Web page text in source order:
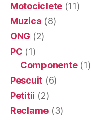
Motociclete (11)
Muzica (8)
ONG (2)
PC (1)
Componente(1)
Pescuit (6)
Petitii (2)
Reclame (3)